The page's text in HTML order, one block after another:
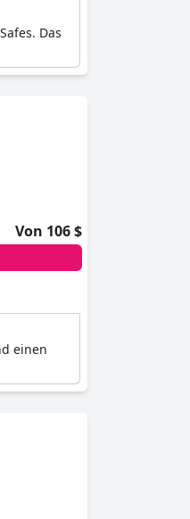
Das
Von 106 $
einen